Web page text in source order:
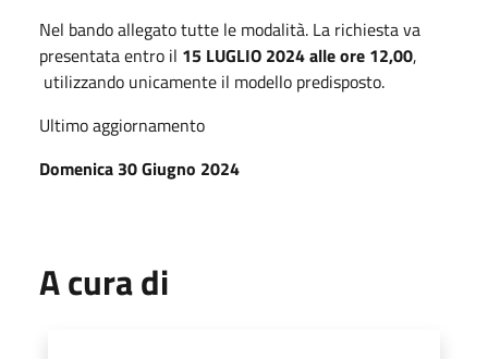
Nel bando allegato tutte le modalità. La richiesta va
presentata entro il 15 LUGLIO 2024 alle ore 12,00,
utilizzando unicamente il modello predisposto.
Ultimo aggiornamento
Domenica 30 Giugno 2024
A cura di